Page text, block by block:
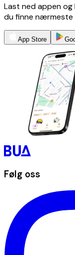
Last ned appen
du finne nærmeste
App Store
Følg oss